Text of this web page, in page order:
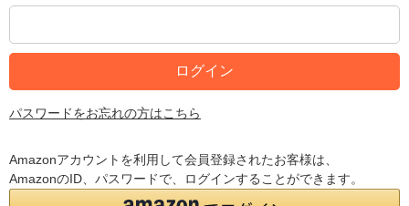
パスワードをお忘れの方はこちら
Amazonアカウントを利用して会員登録されたお客様は、
AmazonのID、パスワードで、ログインすることができます。